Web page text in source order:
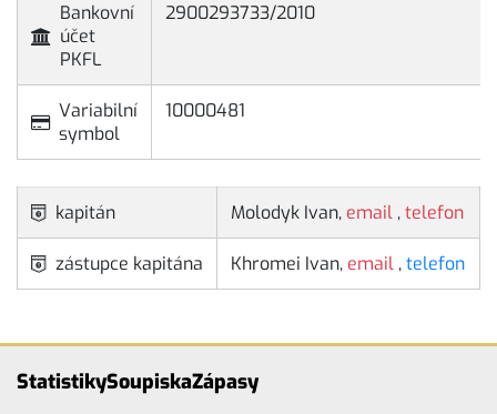
Bankovní
účet
PKFL
2900293733/2010
Variabilní
symbol
10000481
kapitán Molodyk Ivan, email ,telefon
zástupce kapitána Khromei Ivan, email ,telefon
StatistikySoupiskaZápasy